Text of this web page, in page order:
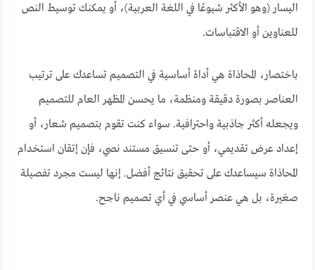
اليسار (وهو الأكثر شيوعًا في اللغة العربية)، أو يمكنك توسيط النص
للعناوين أو الاقتباسات.
باختصار، المحاذاة هي أداة أساسية في التصميم تساعدك على ترتيب
العناصر بصورة دقيقة ومنظمة، ما يحسن المظهر العام للتصميم
ويجعله أكثر جاذبية واحترافية. سواء كنت تقوم بتصميم شعار، أو
إعداد عرض تقديمي، أو حتى تنسيق مستند نصي، فإن إتقان استخدام
المحاذاة سيساعدك على تحقيق نتائج أفضل. إنها ليست مجرد تفصيلة
صغيرة، بل هي عنصر أساسي في أي تصميم ناجح.